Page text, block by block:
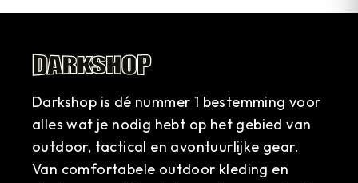
Darkshop is dé nummer 1 bestemming voor
alles wat je nodig hebt op het gebied van
outdoor, tactical en avontuurlijke gear.
Van comfortabele outdoor kleding en